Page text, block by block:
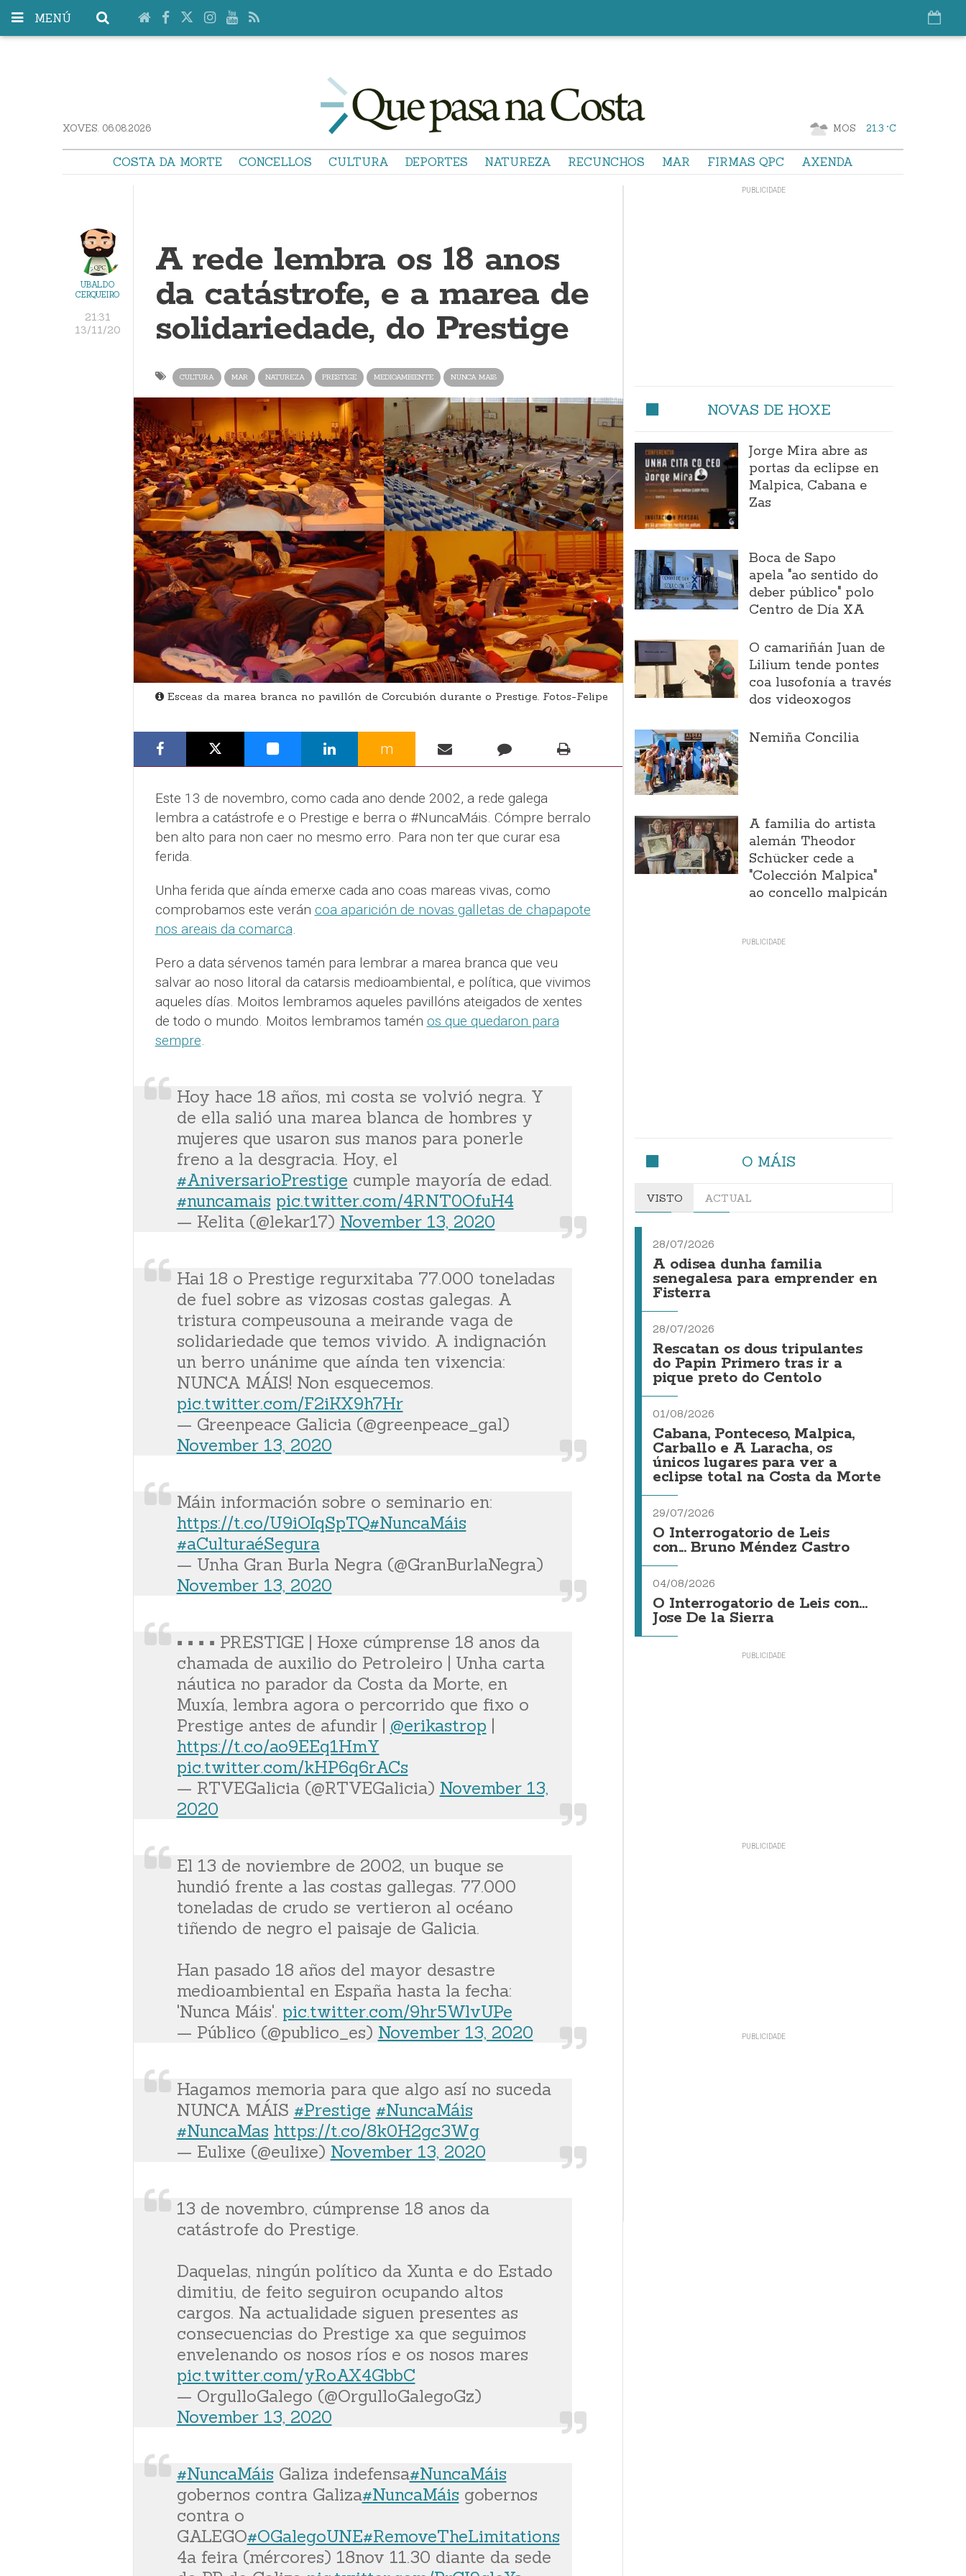
MENÚ
XOVES. 06.08.2026 MOS 21.3 °C
COSTA DA MORTE CONCELLOS CULTURA DEPORTES NATUREZA RECUNCHOS MAR FIRMAS QPC AXENDA
UBALDO
CERQUEIRO
21:31
13/11/20
A rede lembra os 18 anos
da catástrofe, e a marea de
solidariedade, do Prestige
CULTURA MAR NATUREZA PRESTIGE MEDIOAMBIENTE NUNCA MAIS
Esceas da marea branca no pavillón de Corcubión durante o Prestige. Fotos-Felipe
m
Este 13 de novembro, como cada ano dende 2002, a rede galega
lembra a catástrofe e o Prestige e berra o #NuncaMáis. Cómpre berralo
ben alto para non caer no mesmo erro. Para non ter que curar esa
ferida.
Unha ferida que aínda emerxe cada ano coas mareas vivas, como
comprobamos este verán coa aparición de novas galletas de chapapote
nos areais da comarca.
Pero a data sérvenos tamén para lembrar a marea branca que veu
salvar ao noso litoral da catarsis medioambiental, e política, que vivimos
aqueles días. Moitos lembramos aqueles pavillóns ateigados de xentes
de todo o mundo. Moitos lembramos tamén os que quedaron para
sempre.
Hoy hace 18 años, mi costa se volvió negra. Y
de ella salió una marea blanca de hombres y
mujeres que usaron sus manos para ponerle
freno a la desgracia. Hoy, el
#AniversarioPrestige cumple mayoría de edad.
#nuncamais pic.twitter.com/4RNT0OfuH4
— Kelita (@lekar17) November 13, 2020
Hai 18 o Prestige regurxitaba 77.000 toneladas
de fuel sobre as vizosas costas galegas. A
tristura compeusouna a meirande vaga de
solidariedade que temos vivido. A indignación
un berro unánime que aínda ten vixencia:
NUNCA MÁIS! Non esquecemos.
pic.twitter.com/F2iKX9h7Hr
— Greenpeace Galicia (@greenpeace_gal)
November 13, 2020
Máin información sobre o seminario en:
https://t.co/U9iOIqSpTQ#NuncaMáis
#aCulturaéSegura
— Unha Gran Burla Negra (@GranBurlaNegra)
November 13, 2020
▪️ ▪️ ▪️ ▪️ PRESTIGE | Hoxe cúmprense 18 anos da
chamada de auxilio do Petroleiro | Unha carta
náutica no parador da Costa da Morte, en
Muxía, lembra agora o percorrido que fixo o
Prestige antes de afundir | @erikastrop |
https://t.co/ao9EEq1HmY
pic.twitter.com/kHP6q6rACs
— RTVEGalicia (@RTVEGalicia) November 13,
2020
El 13 de noviembre de 2002, un buque se
hundió frente a las costas gallegas. 77.000
toneladas de crudo se vertieron al océano
tiñendo de negro el paisaje de Galicia.
Han pasado 18 años del mayor desastre
medioambiental en España hasta la fecha:
'Nunca Máis'. pic.twitter.com/9hr5WlvUPe
— Público (@publico_es) November 13, 2020
Hagamos memoria para que algo así no suceda
NUNCA MÁIS #Prestige #NuncaMáis
#NuncaMas https://t.co/8k0H2gc3Wg
— Eulixe (@eulixe) November 13, 2020
13 de novembro, cúmprense 18 anos da
catástrofe do Prestige.
Daquelas, ningún político da Xunta e do Estado
dimitiu, de feito seguiron ocupando altos
cargos. Na actualidade siguen presentes as
consecuencias do Prestige xa que seguimos
envelenando os nosos ríos e os nosos mares
pic.twitter.com/yRoAX4GbbC
— OrgulloGalego (@OrgulloGalegoGz)
November 13, 2020
#NuncaMáis Galiza indefensa#NuncaMáis
gobernos contra Galiza#NuncaMáis gobernos
contra o
GALEGO#OGalegoUNE#RemoveTheLimitations
4a feira (mércores) 18nov 11.30 diante da sede
NOVAS DE HOXE
Jorge Mira abre as
portas da eclipse en
Malpica, Cabana e
Zas
Boca de Sapo
apela "ao sentido do
deber público" polo
Centro de Día XA
O camariñán Juan de
Lilium tende pontes
coa lusofonía a través
dos videoxogos
Nemiña Concilia
A familia do artista
alemán Theodor
Schücker cede a
"Colección Malpica"
ao concello malpicán
O MÁIS
VISTO ACTUAL
28/07/2026
A odisea dunha familia
senegalesa para emprender en
Fisterra
28/07/2026
Rescatan os dous tripulantes
do Papin Primero tras ir a
pique preto do Centolo
01/08/2026
Cabana, Ponteceso, Malpica,
Carballo e A Laracha, os
únicos lugares para ver a
eclipse total na Costa da Morte
29/07/2026
O Interrogatorio de Leis
con... Bruno Méndez Castro
04/08/2026
O Interrogatorio de Leis con...
Jose De la Sierra